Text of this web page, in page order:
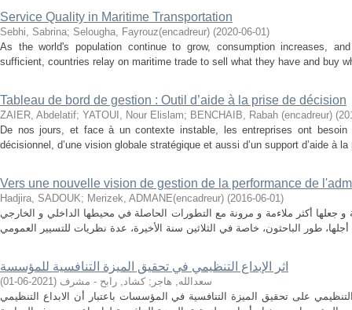
Service Quality in Maritime Transportation
Sebhi, Sabrina; Selougha, Fayrouz(encadreur) (2020-06-01)
As the world's population continue to grow, consumption increases,
sufficient, countries relay on maritime trade to sell what they have and buy
Tableau de bord de gestion : Outil d’aide à la prise de décision
ZAIER, Abdelatif; YATOUI, Nour Elislam; BENCHAIB, Rabah (encadreur) (
De nos jours, et face à un contexte instable, les entreprises ont
décisionnel, d’une vision globale stratégique et aussi d’un support d’aide à
Vers une nouvelle vision de gestion de la performance de
Hadjira, SADOUK; Merizek, ADMANE(encadreur) (2016-06-01)
جعلها أكثر ملاءمة و مرونة مع التطورات الحاصلة في محيطها الداخلي و الخارجي
اثر الإبداع التنظيمي في تحقيق الميزة التنافسية للمؤسسة
سعدالله, هاجر ; كشاد, رابح - مشرف (
2021-06-01
)
على تحقيق الميزة التنافسية في المؤسسات باعتبار أن الابداع التنظيمي